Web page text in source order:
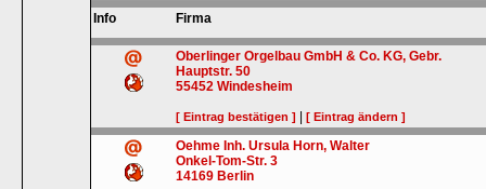
Info
Firma
Oberlinger Orgelbau GmbH & Co. KG, Gebr.
Hauptstr. 50
55452 Windesheim
[ Eintrag bestätigen ] |[ Eintrag ändern ]
Oehme Inh. Ursula Horn, Walter
Onkel-Tom-Str. 3
14169 Berlin